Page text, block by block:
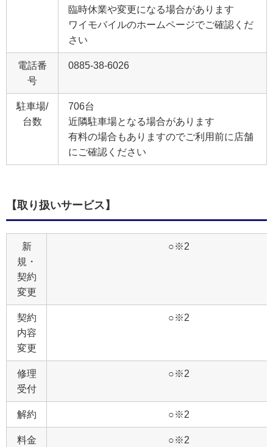
臨時休業や変更になる場合があります
ワイモバイルのホームページでご確認くだ
さい
電話番
号
0885-38-6026
駐車場/
台数
706台
近隣駐車場となる場合があります
有料の場合もありますのでご利用前に店舗
にご確認ください
【取り扱いサービス】
新
規・
契約
変更
○※2
契約
内容
変更
○※2
修理
受付
○※2
解約 ○※2
料金
○※2